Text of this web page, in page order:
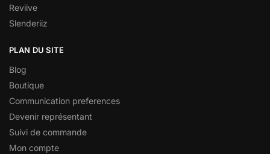
Reviive
Slenderiiz
PLAN DU SITE
Blog
Boutique
Communication preferences
Devenir représentant
Suivi de commande
Mon compte